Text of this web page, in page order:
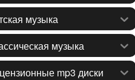
музыка
музыка
mp3 диски